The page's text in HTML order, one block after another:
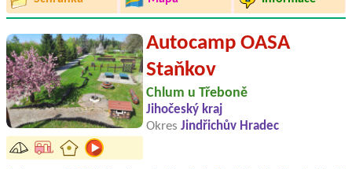
Autocamp OASA
Staňkov
Chlum u Třeboně
Jihočeský kraj
Okres Jindřichův Hradec